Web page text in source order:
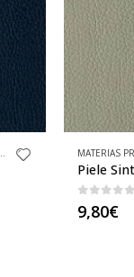
,PIELES
MATERIAS
0 out of
9,80€